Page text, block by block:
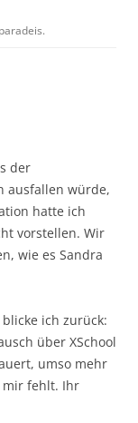
der
ausfallen würde,
hatte ich
vorstellen. Wir
wie es Sandra
blicke ich zurück:
über XSchool
umso mehr
mir fehlt. Ihr